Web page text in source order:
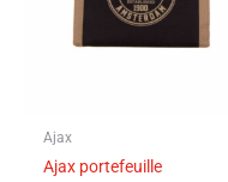
Ajax
Ajax portefeuille